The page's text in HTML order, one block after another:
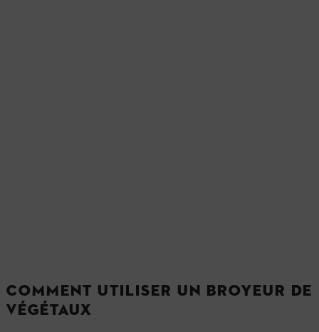
COMMENT UTILISER UN BROYEUR DE
VÉGÉTAUX